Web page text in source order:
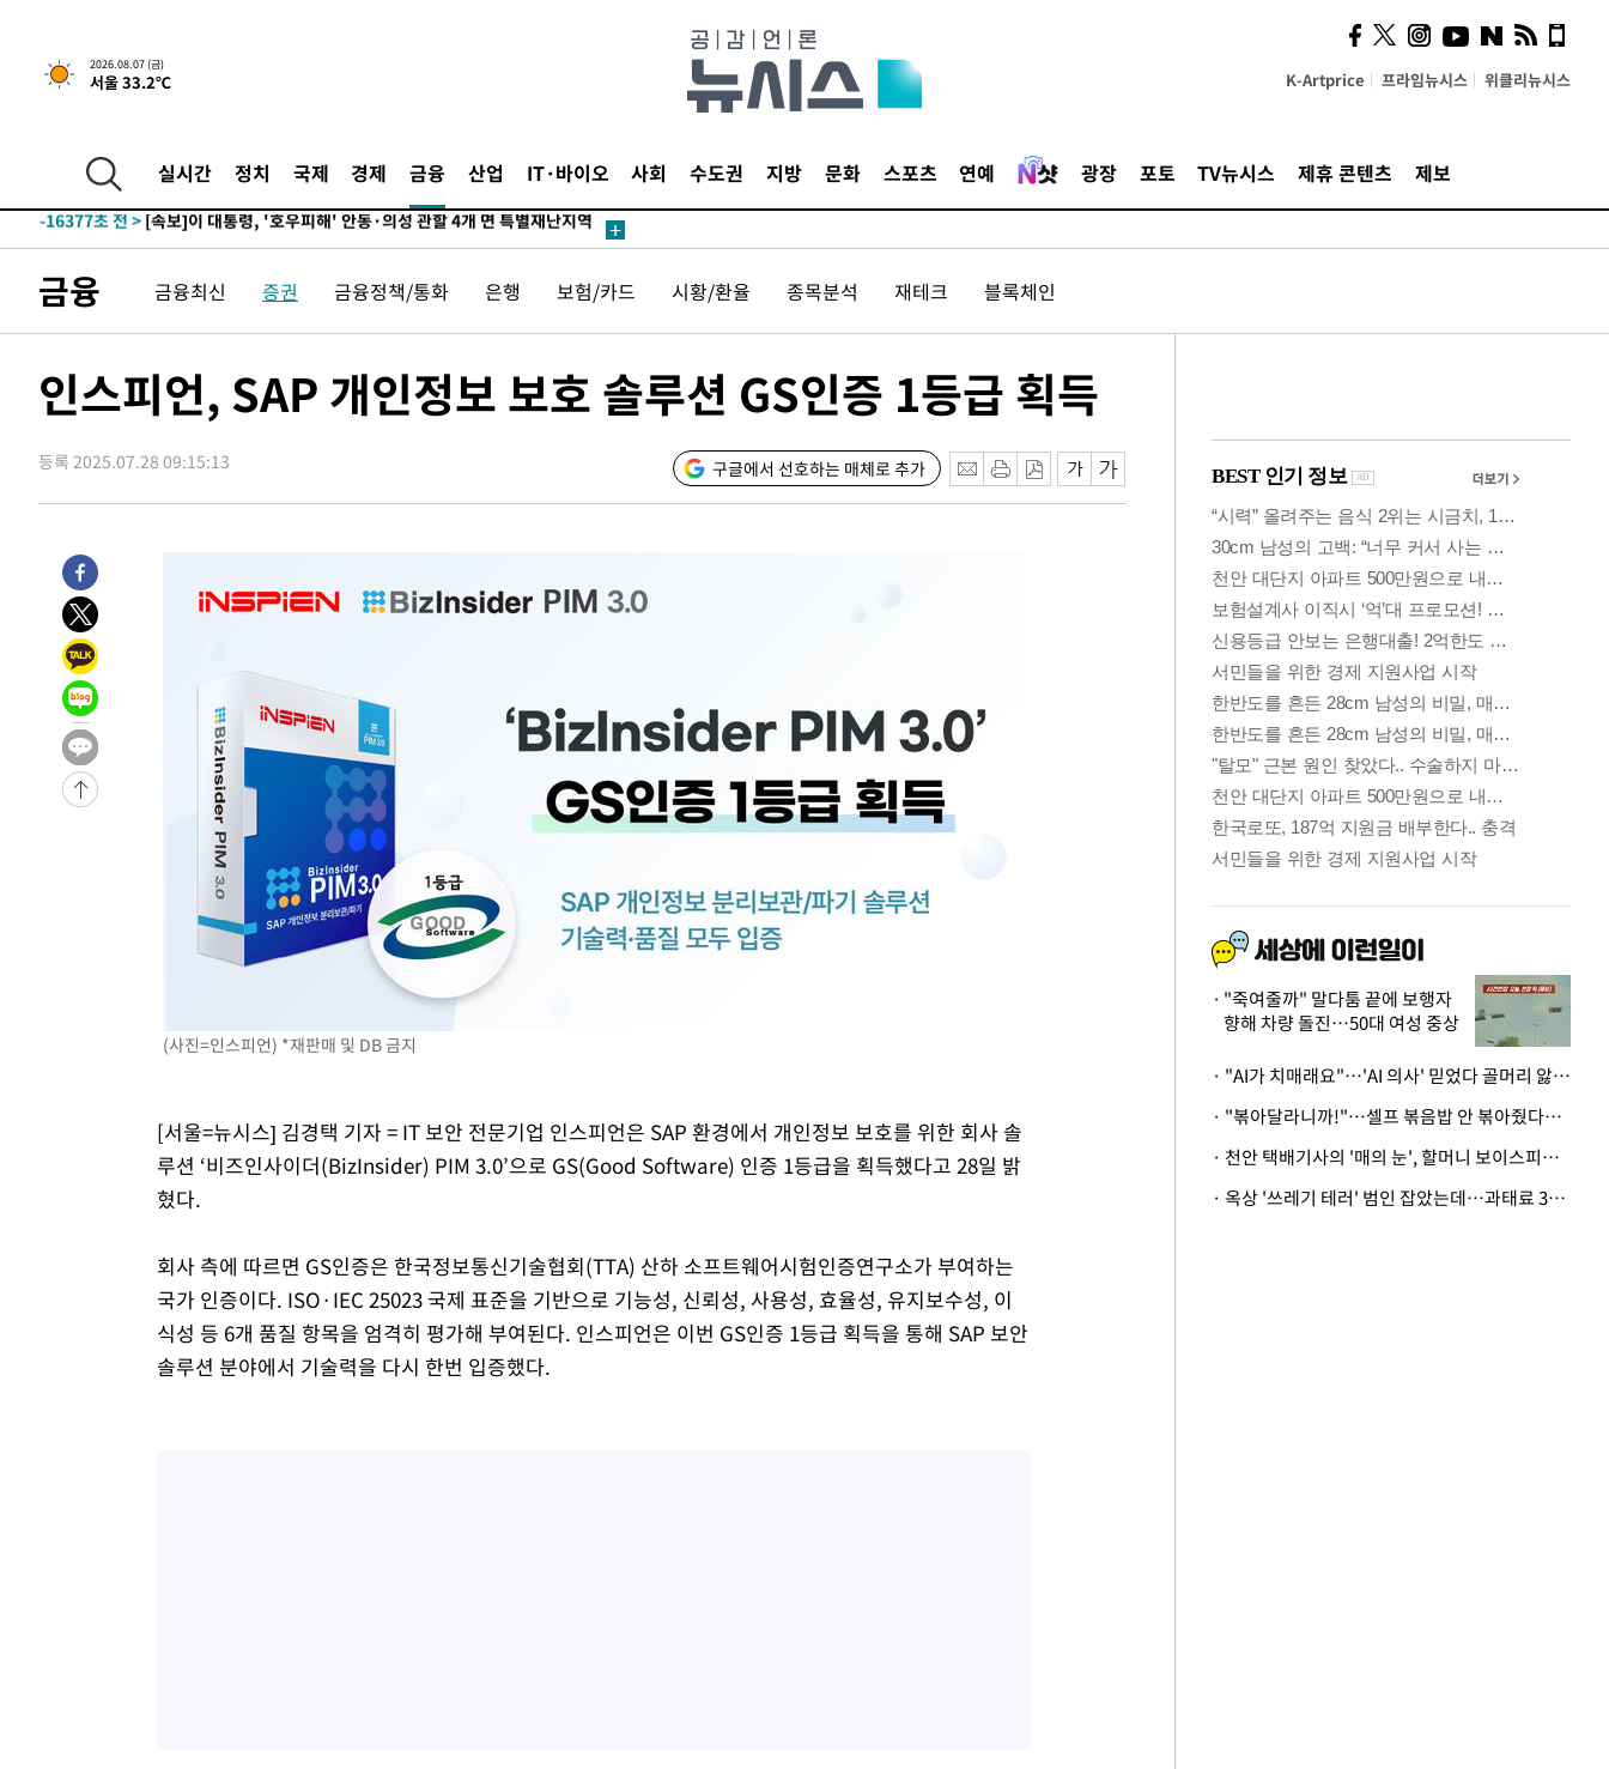
2026.08.07 (금)
서울 33.2℃ K-Artprice 프라임뉴시스 위클리뉴시스
실시간 정치 국제 경제 금융 산업 IT·바이오 사회 수도권 지방 문화 스포츠 연예 광장 포토 TV뉴시스 제휴 콘텐츠 제보
하향수정 (2보)
-29897초 전 >[속보] 미 사업체, 일자리 7월에 2.3만 개 줄어…실업률은 4.1%로
↓-25760초 전 >[속보]이 대통령 "부동산 공급 기존 사고방식 매달리지 말고 과감히
운드는 임시"
-16413초 전 >
"낮 기온 소폭 하락"…수도권 폭염중대경보, 폭염경보로 하향
-16377초 전 >
선포
-16340초 전 > [단독]중수청 지원 검사들, 정원 초과 시 낮은 계급 임용…희망지 못
-12617초 전 >
SK하이닉스, 용인·청주 팹에 54조 투자…"AI 메모리 수요 선제 대
-9473초 전 >여자배구 이재영·이다영 자매, 아제르바이잔 투란VC 입단
-8460초 전 > [속보]코스닥, 2.86포인트(0.36%) 내린 798.81마감
-8393초 전 >[속보]원·달러 환율, 7.7원 내린 1416.1원 마감
-8282초 전 >[속보] 노원서 40.1도 관측…서울, 2018년 이후 첫 40도
-4245초 전 >
-4216초 전 >
11시간 압수수색에 성접대 파문까지…'쑥대밭' 된 축구협회
-3238초 전 >
태 후임
6분 전 >[속보]국힘 윤리위, '돌려차기 발언' 진종오·서범수 징계 절차 개시
-30469초 전 >
미 사업체 일자리, 7월에 2.3만개 순감하고 그 전 2개월 10.3만개
하향수정 (2보)
-29917초 전 >
[속보] 미 사업체, 일자리 7월에 2.3만 개 줄어…실업률은 4.1%로
-25780초 전 >
[속보]이 대통령 "부동산 공급 기존 사고방식 매달리지 말고 과감히
실천"
-24865초 전 >
이란, "오만과 '중앙 단일 루트' 합의…북쪽 인바운드·남쪽 아웃바
"낮 기온 소폭 하락"…수도권 폭염중대경보, 폭염경보로 하향
[속보]이 대통령, '호우피해' 안동·의성 관할 4개 면 특별재난지역
[단독]중수청 지원 검사들, 정원 초과 시 낮은 계급 임용…희망지 못
낮 최고 37도 찜통더위…곳곳 소나기·강원 많은 비[내일날씨]
SK하이닉스, 용인·청주 팹에 54조 투자…"AI 메모리 수요 선제 대
여자배구 이재영·이다영 자매, 아제르바이잔 투란VC 입단
외국인 심판 성 접대 7경기 들여다보니…한국 축구 '5승 2무'
[속보]원·달러 환율, 7.7원 내린 1416.1원 마감
[속보] 노원서 40.1도 관측…서울, 2018년 이후 첫 40도
[속보]종합특검, '계엄 수용공간 확보' 신용해 前교정본부장 기소
11시간 압수수색에 성접대 파문까지…'쑥대밭' 된 축구협회
[속보]규제합리화위원회 부위원장에 김태유 서울대 공대 교수…이병
[속보]국힘 윤리위, '돌려차기 발언' 진종오·서범수 징계 절차 개시
금융 금융최신 증권 금융정책/통화 은행 보험/카드 시황/환율 종목분석 재테크 블록체인
인스피언, SAP 개인정보 보호 솔루션 GS인증 1등급 획득
등록 2025.07.28 09:15:13 구글에서 선호하는 매체로 추가
(사진=인스피언) *재판매 및 DB 금지
[서울=뉴시스] 김경택 기자 = IT 보안 전문기업 인스피언은 SAP 환경에서 개인정보 보호를 위한 회사 솔
루션 ‘비즈인사이더(BizInsider) PIM 3.0’으로 GS(Good Software) 인증 1등급을 획득했다고 28일 밝
혔다.
회사 측에 따르면 GS인증은 한국정보통신기술협회(TTA) 산하 소프트웨어시험인증연구소가 부여하는
국가 인증이다. ISO·IEC 25023 국제 표준을 기반으로 기능성, 신뢰성, 사용성, 효율성, 유지보수성, 이
식성 등 6개 품질 항목을 엄격히 평가해 부여된다. 인스피언은 이번 GS인증 1등급 획득을 통해 SAP 보안
솔루션 분야에서 기술력을 다시 한번 입증했다.
시, 스마트폰 액세서리에
NFC 더했다
"죽여줄까" 말다툼 끝에 보행자
향해 차량 돌진…50대 여성 중상
· "AI가 치매래요"…'AI 의사' 믿었다 골머리 앓는 美 의료계 '경고'
· "볶아달라니까!"…셀프 볶음밥 안 볶아줬다고 사장 폭행한 손님
· 천안 택배기사의 '매의 눈', 할머니 보이스피싱 피해 막아
· 옥상 '쓰레기 테러' 범인 잡았는데…과태료 3만원 처분에 숙박업주 허탈